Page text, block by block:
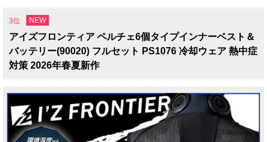
3位 NEW
アイズフロンティア ペルチェ6個タイプインナーベスト＆
バッテリー(90020) フルセット PS1076 冷却ウェア 熱中症
対策 2026年春夏新作